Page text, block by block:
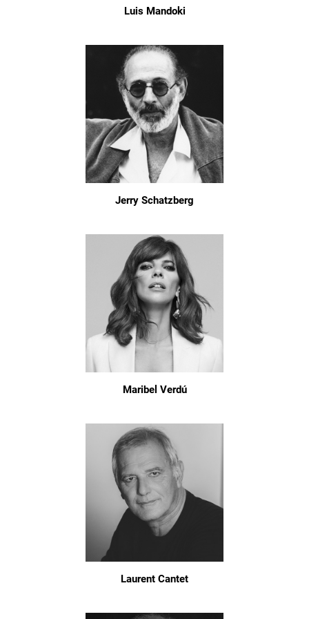
Luis Mandoki
Jerry Schatzberg
Maribel Verdú
Laurent Cantet